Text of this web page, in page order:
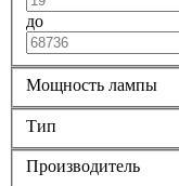
до
Мощность лампы
Тип
Производитель